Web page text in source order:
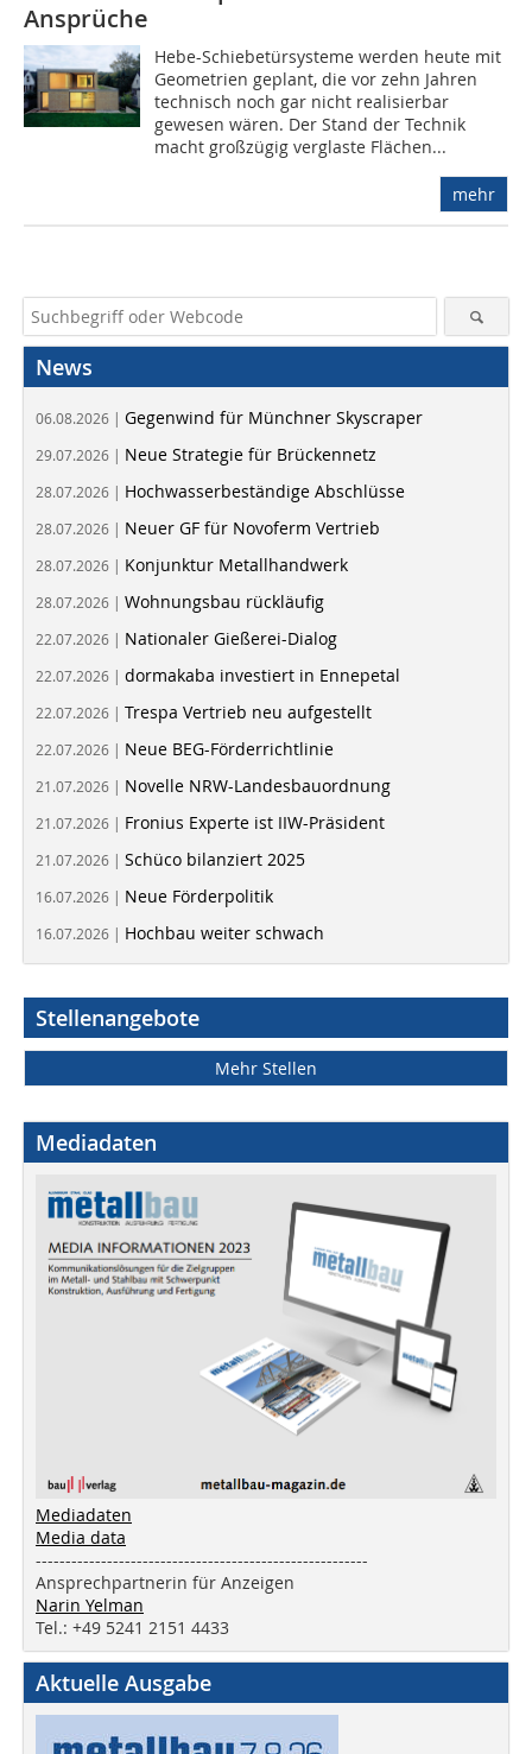
Ansprüche
Hebe-Schiebetürsysteme werden heute mit
Geometrien geplant, die vor zehn Jahren
technisch noch gar nicht realisierbar
gewesen wären. Der Stand der Technik
macht großzügig verglaste Flächen...
mehr
News
06.08.2026 | Gegenwind für Münchner Skyscraper
29.07.2026 | Neue Strategie für Brückennetz
28.07.2026 | Hochwasserbeständige Abschlüsse
28.07.2026 | Neuer GF für Novoferm Vertrieb
28.07.2026 | Konjunktur Metallhandwerk
28.07.2026 | Wohnungsbau rückläufig
22.07.2026 | Nationaler Gießerei-Dialog
22.07.2026 | dormakaba investiert in Ennepetal
22.07.2026 | Trespa Vertrieb neu aufgestellt
22.07.2026 | Neue BEG-Förderrichtlinie
21.07.2026 | Novelle NRW-Landesbauordnung
21.07.2026 | Fronius Experte ist IIW-Präsident
21.07.2026 | Schüco bilanziert 2025
16.07.2026 | Neue Förderpolitik
16.07.2026 | Hochbau weiter schwach
Stellenangebote
Mehr Stellen
Mediadaten
Mediadaten
Media data
--------------------------------------------------------
Ansprechpartnerin für Anzeigen
Narin Yelman
Tel.: +49 5241 2151 4433
Aktuelle Ausgabe